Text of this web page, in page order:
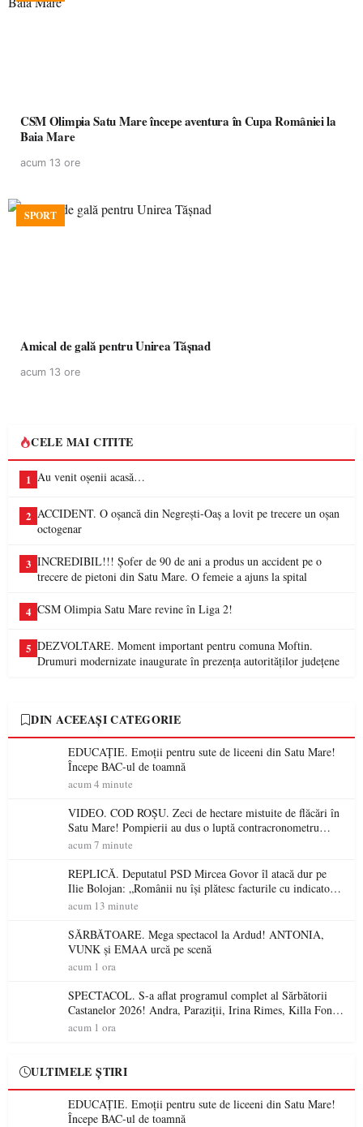
CSM Olimpia Satu Mare începe aventura în Cupa României la
Baia Mare
acum 13 ore
SPORT
Amical de gală pentru Unirea Tășnad
acum 13 ore
CELE MAI CITITE
1 Au venit oșenii acasă…
2 ACCIDENT. O oșancă din Negrești-Oaș a lovit pe trecere un oșan
octogenar
3 INCREDIBIL!!! Șofer de 90 de ani a produs un accident pe o
trecere de pietoni din Satu Mare. O femeie a ajuns la spital
4 CSM Olimpia Satu Mare revine în Liga 2!
5 DEZVOLTARE. Moment important pentru comuna Moftin.
Drumuri modernizate inaugurate în prezența autorităților județene
DIN ACEEAȘI CATEGORIE
EDUCAȚIE. Emoții pentru sute de liceeni din Satu Mare!
Începe BAC-ul de toamnă
acum 4 minute
VIDEO. COD ROȘU. Zeci de hectare mistuite de flăcări în
Satu Mare! Pompierii au dus o luptă contracronometru
pentru a salva o pădure de la dezastru
acum 7 minute
REPLICĂ. Deputatul PSD Mircea Govor îl atacă dur pe
Ilie Bolojan: „Românii nu își plătesc facturile cu indicatori
economici”
acum 13 minute
SĂRBĂTOARE. Mega spectacol la Ardud! ANTONIA,
VUNK și EMAA urcă pe scenă
acum 1 ora
SPECTACOL. S-a aflat programul complet al Sărbătorii
Castanelor 2026! Andra, Paraziții, Irina Rimes, Killa Fonic,
Zdob și Zdub și Fuego vin la Baia Mare
acum 1 ora
ULTIMELE ȘTIRI
EDUCAȚIE. Emoții pentru sute de liceeni din Satu Mare!
Începe BAC-ul de toamnă